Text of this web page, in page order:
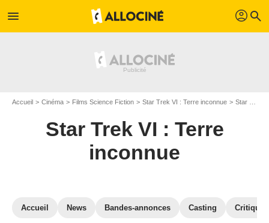
menu profil search
Accueil Cinéma Films Science Fiction Star Trek VI : Terre inconnue Star Trek VI : Terre inconnue en Blu Ray
Star Trek VI : Terre
inconnue
Accueil News Bandes-annonces Casting